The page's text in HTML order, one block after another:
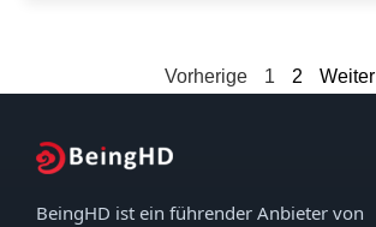
Vorherige 1 2 Weiter
BeingHD ist ein führender Anbieter von